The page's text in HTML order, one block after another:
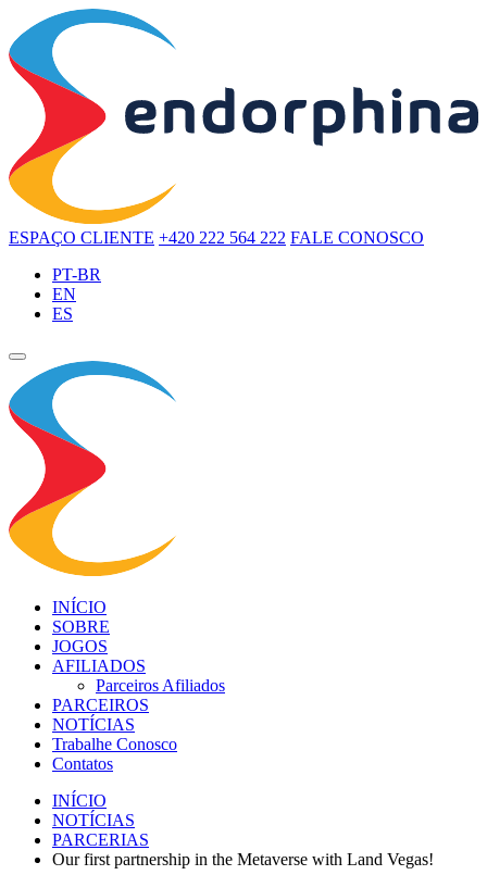
ESPAÇO CLIENTE +420 222 564 222 FALE CONOSCO
PT-BR
EN
ES
INÍCIO
SOBRE
JOGOS
AFILIADOS
Parceiros Afiliados
PARCEIROS
NOTÍCIAS
Trabalhe Conosco
Contatos
INÍCIO
NOTÍCIAS
PARCERIAS
Our first partnership in the Metaverse with Land Vegas!